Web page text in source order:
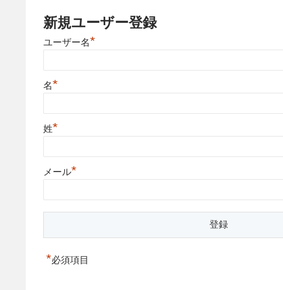
新規ユーザー登録
ユーザー名*
名*
姓*
メール*
*必須項目